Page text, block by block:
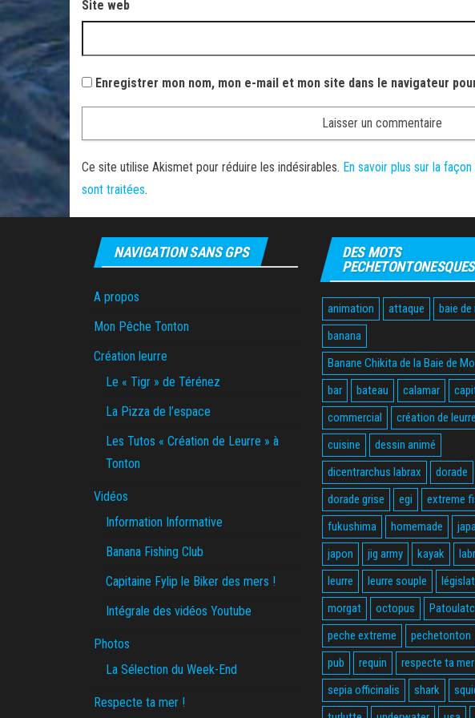
Site web
Enregistrer mon nom, mon e-mail et mon site dans le navigateur
Ce site utilise Akismet pour réduire les indésirables. En savoir plus sur la
sont traitées.
NAVIGATION SANS GPS
A propos
Mon Pêche Tonton
Création leurre
Le « Tigr » de Térénez
La Pizza de l’espace
Les Tutos « Création de Leurre » à
Tonton
Vidéos
Information Informative
Banana Fishing Club
Capitaine Fylip le Biker des mers !
Intégrale des vidéos Youtube
Photos
La Sélection du Week-End
Respecte ta mer !
DES MOTS
PECHETONTONESQUES
animation attaque
baie
banana
Banane Chikita de la Baie de
bar
bateau calamar
commercial
création de leurre
cuisine
dessin animé
dicentrarchus labrax
dorade
dorade grise
egi
extreme
fukushima
homemade
japon
jig army kayak
leurre
leurre souple
morgat
octopus
peche extreme
pechetonton
pub
requin respecte ta mer
sepia officinalis
shark